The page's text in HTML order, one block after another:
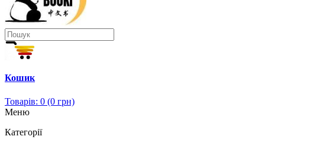
Кошик
Товарів: 0 (0 грн)
Меню
Категорії